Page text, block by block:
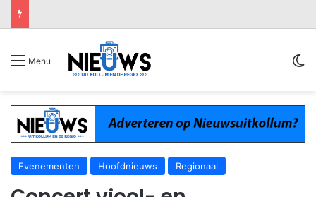
Menu
Evenementen Hoofdnieuws Regionaal